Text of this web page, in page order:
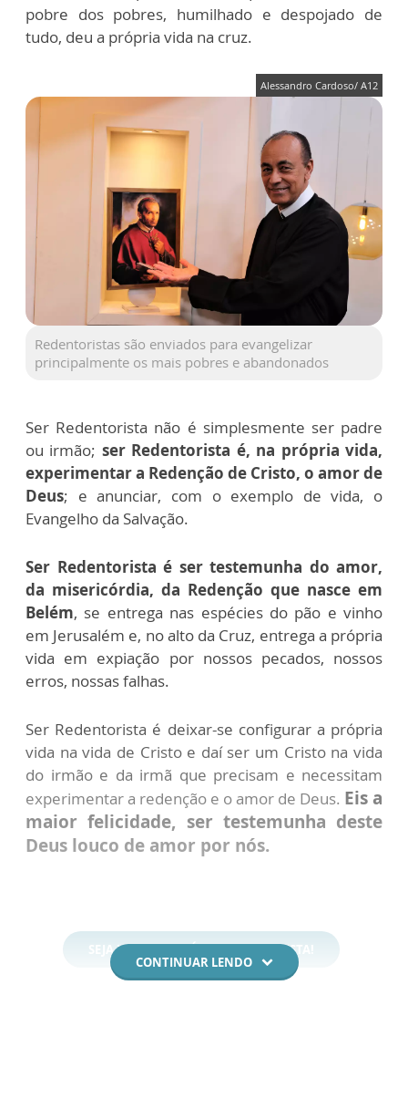
pobre dos pobres, humilhado e despojado de
tudo, deu a própria vida na cruz.
Alessandro Cardoso/ A12
Redentoristas são enviados para evangelizar
principalmente os mais pobres e abandonados
Ser Redentorista não é simplesmente ser padre
ou irmão; ser Redentorista é, na própria vida,
experimentar a Redenção de Cristo, o amor de
Deus; e anunciar, com o exemplo de vida, o
Evangelho da Salvação.
Ser Redentorista é ser testemunha do amor,
da misericórdia, da Redenção que nasce em
Belém, se entrega nas espécies do pão e vinho
em Jerusalém e, no alto da Cruz, entrega a própria
vida em expiação por nossos pecados, nossos
erros, nossas falhas.
Ser Redentorista é deixar-se configurar a própria
vida na vida de Cristo e daí ser um Cristo na vida
do irmão e da irmã que precisam e necessitam
experimentar a redenção e o amor de Deus. Eis a
maior felicidade, ser testemunha deste
Deus louco de amor por nós.
SEJA UM MISSIONÁRIO REDENTORISTA!
CONTINUAR LENDO